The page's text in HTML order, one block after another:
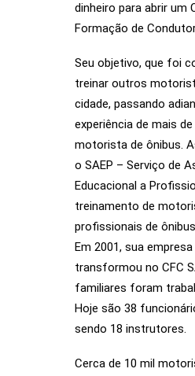
dinheiro para abrir um
Formação de
Seu objetivo, que foi
treinar outros
cidade, passando
experiência de mais
motorista de ônibus.
o SAEP – Serviço de
Educacional a
treinamento de
profissionais de
Em 2001, sua empresa
transformou no CFC
familiares foram
Hoje são 38
sendo 18 instrutores.
Cerca de 10 mil